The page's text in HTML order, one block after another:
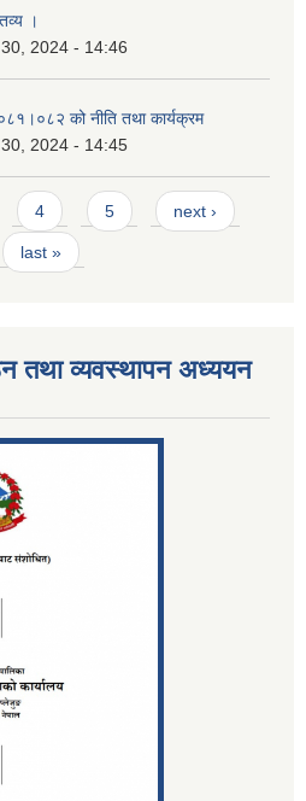
।
2024 - 14:46
को नीति तथा कार्यक्रम
2024 - 14:45
4 5 next ›
last »
तथा व्यवस्थापन अध्ययन